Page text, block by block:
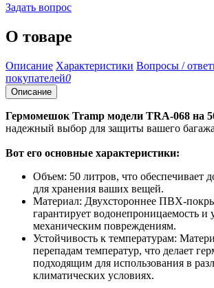
Задать вопрос
О товаре
Описание Характеристики Вопросы /
покупателей0
Описание
Гермомешок Tramp модели TRA-068 на
надежный выбор для защиты вашего
Вот его основные характеристики:
Объем: 50 литров, что обеспечивает
для хранения ваших вещей.
Материал: Двухстороннее ПВХ-
гарантирует водонепроницаемость и
механическим повреждениям.
Устойчивость к температурам:
перепадам температур, что делает
подходящим для использования в
климатических условиях.